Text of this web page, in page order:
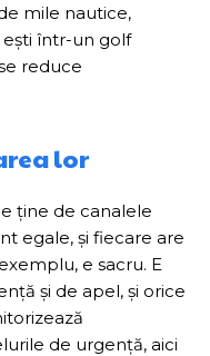
mile nautice,
într-un golf
reduce
lor
ține de canalele
egale, și fiecare are
e sacru. E
și de apel, și orice
de urgență, aici